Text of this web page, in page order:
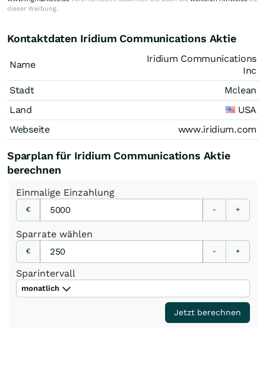
dieser Werbung.
Kontaktdaten Iridium Communications Aktie
Name
Iridium Communications
Inc
Stadt
Mclean
Land
USA
Webseite
www.iridium.com
Sparplan für Iridium Communications Aktie
berechnen
Einmalige Einzahlung
€ - +
Sparrate wählen
€ - +
Sparintervall
monatlich
Jetzt berechnen